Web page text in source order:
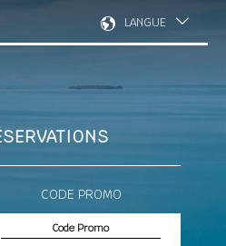
LANGUE
CODE PROMO